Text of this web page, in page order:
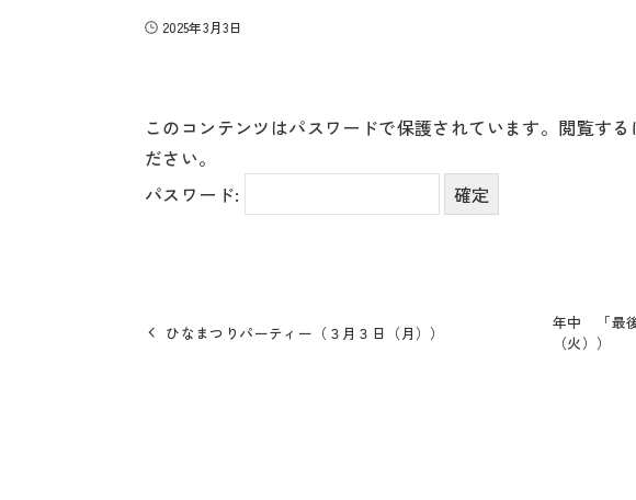
2025年3月3日
このコンテンツはパスワードで保護されています。閲覧す
ださい。
パスワード:
ひなまつりパーティー（３月３日（月））
年中 「最
（火））